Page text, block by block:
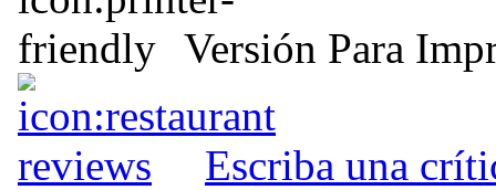
Versión Para
Escriba una